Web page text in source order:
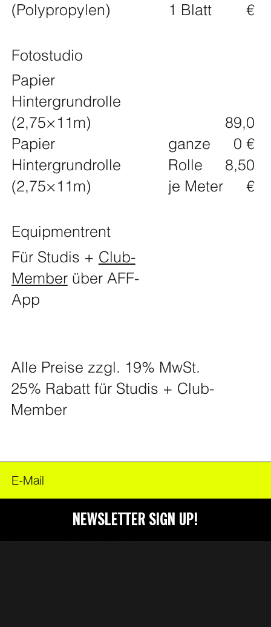
(Polypropylen)
€
1 Blatt
Fotostudio
Papier
Hintergrundrolle
(2,75×11m)
Papier
Hintergrundrolle
(2,75×11m)
89,0
0 €
8,50
€
ganze
Rolle
je Meter
Equipmentrent
Für Studis + Club-
Memberüber AFF-
App
Alle Preise zzgl. 19% MwSt.
25% Rabatt für Studis + Club-
Member
NEWSLETTER SIGN UP!